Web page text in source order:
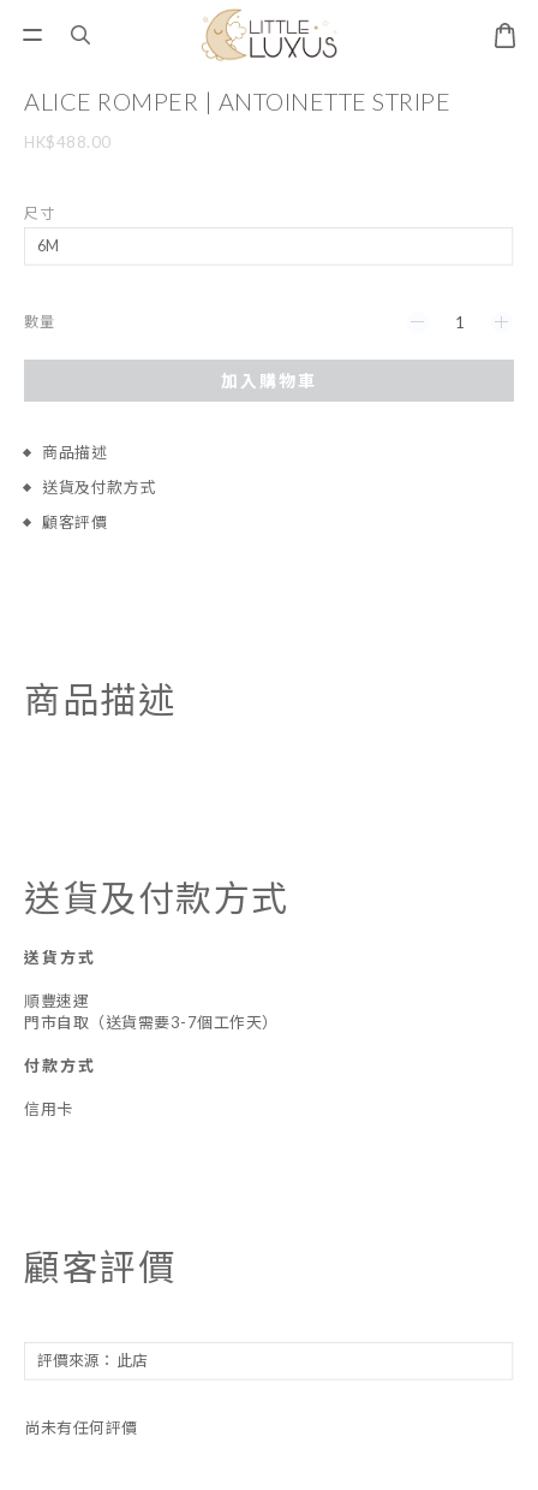
ALICE ROMPER | ANTOINETTE STRIPE
HK$488.00
尺寸
數量
加入購物車
商品描述
送貨及付款方式
顧客評價
商品描述
送貨及付款方式
送貨方式
順豐速運
門市自取（送貨需要3-7個工作天）
付款方式
信用卡
顧客評價
尚未有任何評價